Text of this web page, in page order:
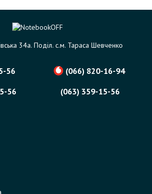
34а. Поділ. с.м. Тараса Шевченко
56
(066) 820-16-94
56
(063) 359-15-56